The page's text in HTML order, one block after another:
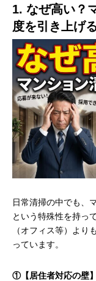
1. なぜ高い？
度を引き上げ
日常清掃の中でも、
という特殊性を持っ
（オフィス等）より
っています。
①【居住者対応の壁